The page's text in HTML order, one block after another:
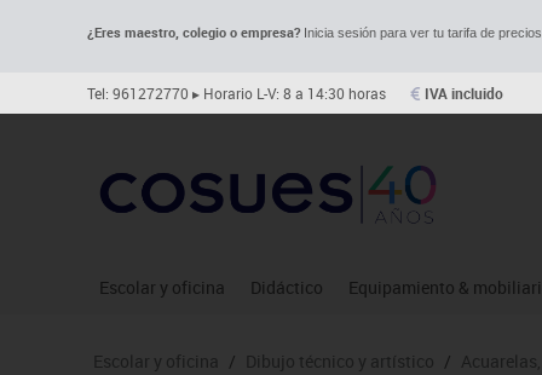
¿Eres maestro, colegio o empresa?Inicia sesión para ver tu tarifa de precios.
Tel: 961272770 ▸ Horario L-V: 8 a 14:30 horas IVA incluido
Escolar y oficina
Archivo
Didáctico
Asociación y atención
Equipamiento &
Aulas entornos naturales
Escolar y oficina / Dibujo técnico y artístico /